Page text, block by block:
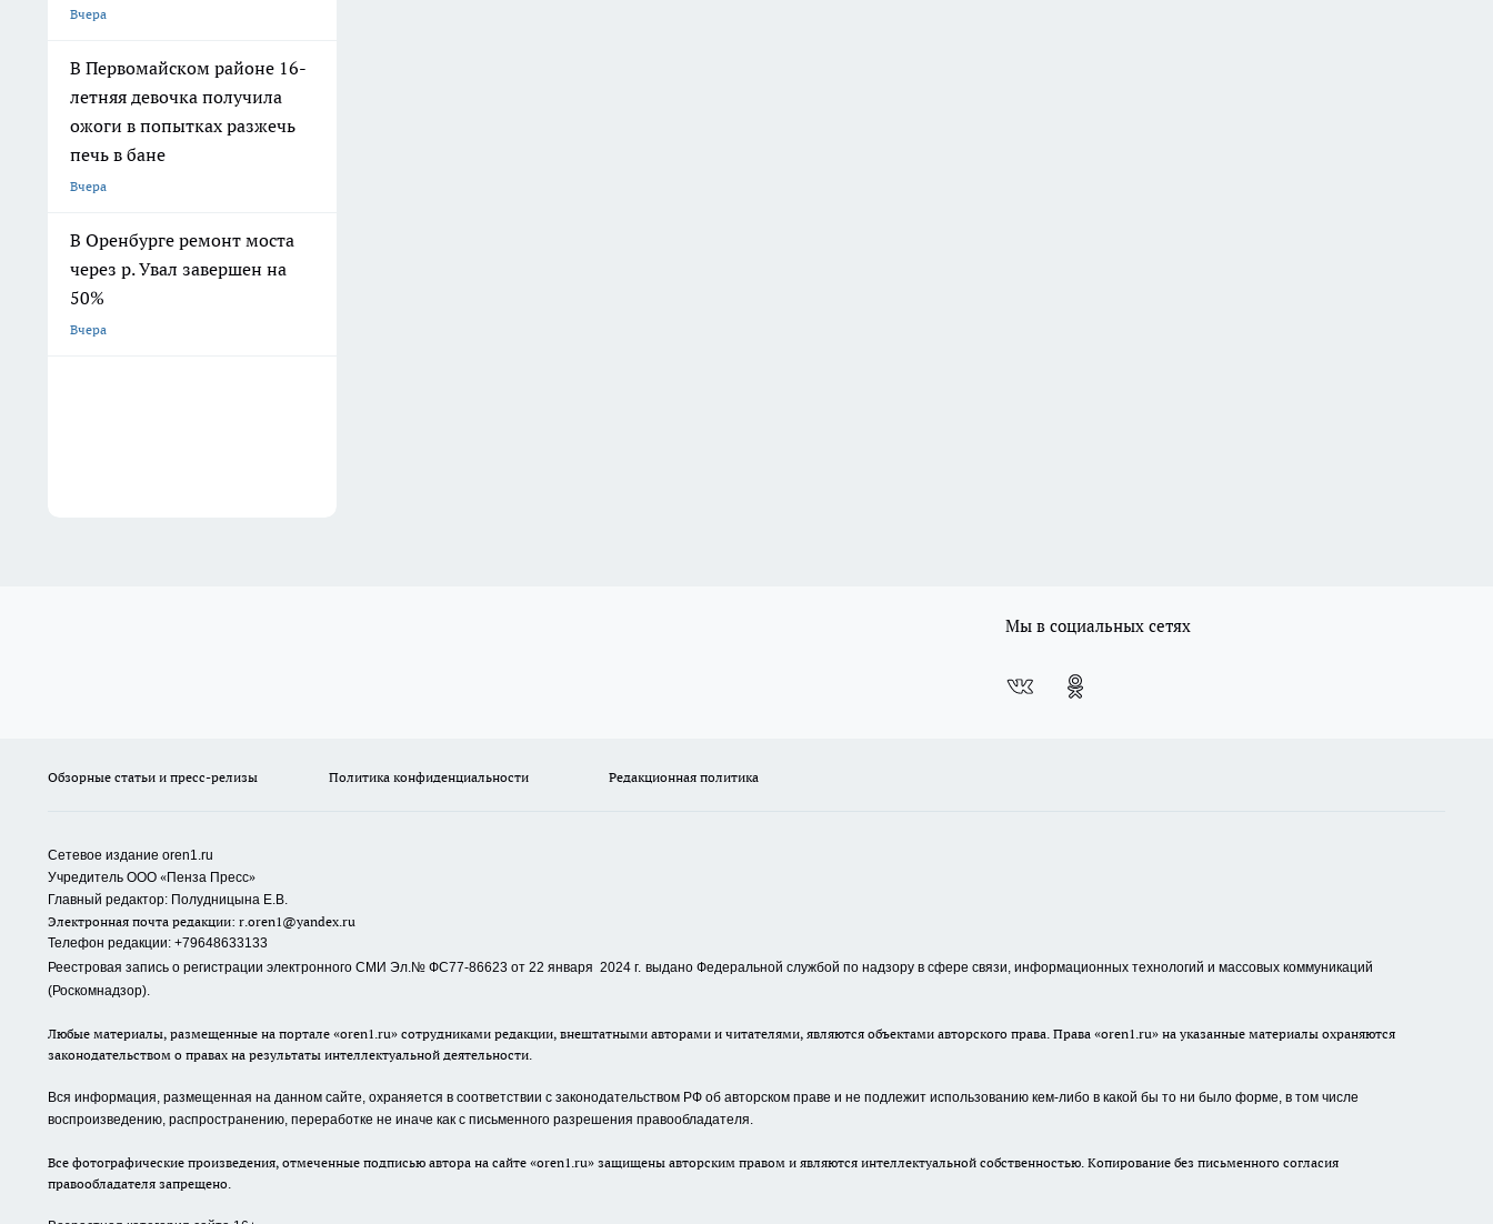
Вчера
В Первомайском районе 16-
летняя девочка получила
ожоги в попытках разжечь
печь в бане
Вчера
В Оренбурге ремонт моста
через р. Увал завершен на
50%
Вчера
Мы в социальных сетях
Обзорные статьи и пресс-релизы Политика конфиденциальности Редакционная политика
Сетевое издание oren1.ru
Учредитель ООО «Пенза Пресс»
Главный редактор: Полудницына Е.В.
Электронная почта редакции: r.oren1@yandex.ru
Телефон редакции: +79648633133
Реестровая запись о регистрации электронного СМИ Эл.№ ФС77-86623 от 22 января 2024 г. выдано Федеральной службой по надзору в сфере связи, информационных технологий и массовых коммуникаций
(Роскомнадзор).
Любые материалы, размещенные на портале «oren1.ru» сотрудниками редакции, внештатными авторами и читателями, являются объектами авторского права. Права «oren1.ru» на указанные материалы охраняются
законодательством о правах на результаты интеллектуальной деятельности.
Вся информация, размещенная на данном сайте, охраняется в соответствии с законодательством РФ об авторском праве и не подлежит использованию кем-либо в какой бы то ни было форме, в том числе
воспроизведению, распространению, переработке не иначе как с письменного разрешения правообладателя.
Все фотографические произведения, отмеченные подписью автора на сайте «oren1.ru» защищены авторским правом и являются интеллектуальной собственностью. Копирование без письменного согласия
правообладателя запрещено.